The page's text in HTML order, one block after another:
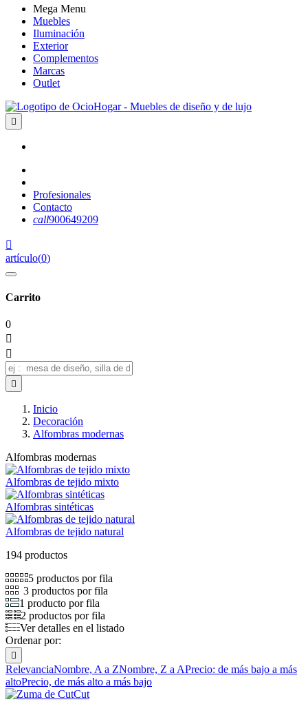
Mega Menu
Muebles
Iluminación
Exterior
Complementos
Marcas
Outlet

Profesionales
Contacto
call900649209

artículo(0)
Carrito
0



Inicio
Decoración
Alfombras modernas
Alfombras modernas
Alfombras de tejido mixto
Alfombras sintéticas
Alfombras de tejido natural
194 productos
5 productos por fila
3 productos por fila
1 producto por fila
2 productos por fila
Ver detalles en el listado
Ordenar por:

RelevanciaNombre, A a ZNombre, Z a APrecio: de más bajo a más
altoPrecio, de más alto a más bajo